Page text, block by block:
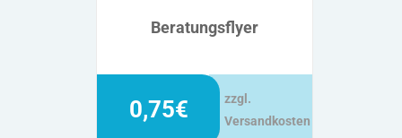
Beratungsflyer
0,75€
zzgl.
Versandkosten